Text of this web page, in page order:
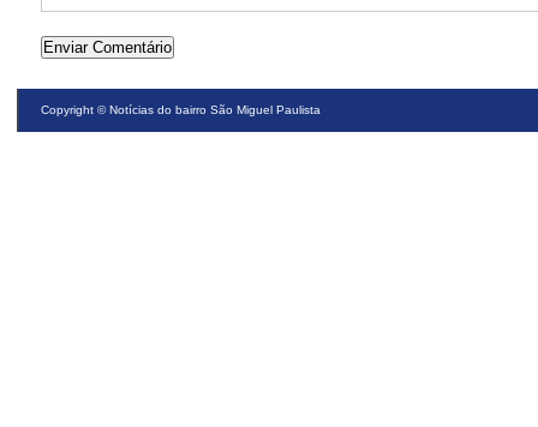
Copyright ©Notícias do bairro São Miguel Paulista